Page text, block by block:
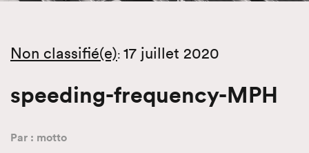
Non classifié(e): 17 juillet 2020
speeding-frequency-MPH
Par : motto